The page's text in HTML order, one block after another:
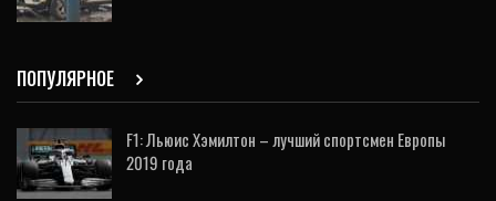
ПОПУЛЯРНОЕ
F1: Льюис Хэмилтон – лучший спортсмен Европы
2019 года